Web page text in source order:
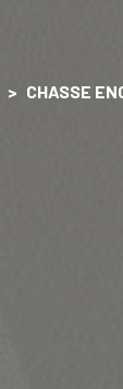
CHASSE